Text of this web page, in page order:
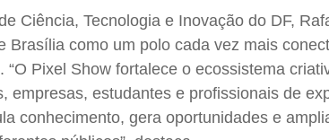
Ciência, Tecnologia e Inovação do DF,
Brasília como um polo cada vez mais
“O Pixel Show fortalece o ecossistema
empresas, estudantes e profissionais de
conhecimento, gera oportunidades e